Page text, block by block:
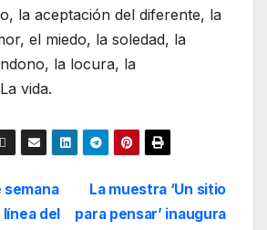
la aceptación del diferente, la
el miedo, la soledad, la
la locura, la
vida.
La muestra ‘Un sitio
para pensar’ inaugura
línea del